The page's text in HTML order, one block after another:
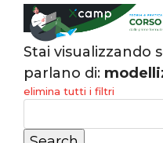
Stai visualizzando
parlano di:
elimina tutti i filtri